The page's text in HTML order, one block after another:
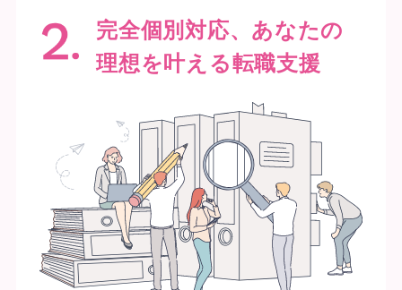
完全個別対応、あなたの
理想を叶える転職支援